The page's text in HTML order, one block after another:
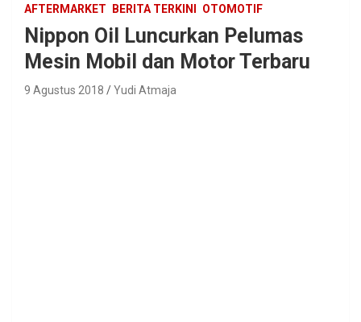
AFTERMARKET BERITA TERKINI OTOMOTIF
Nippon Oil Luncurkan Pelumas
Mesin Mobil dan Motor Terbaru
9 Agustus 2018 Yudi Atmaja